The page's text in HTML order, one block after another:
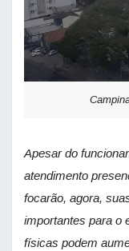
Apesar do
atendimento
focarão, agora,
importantes para o
físicas podem